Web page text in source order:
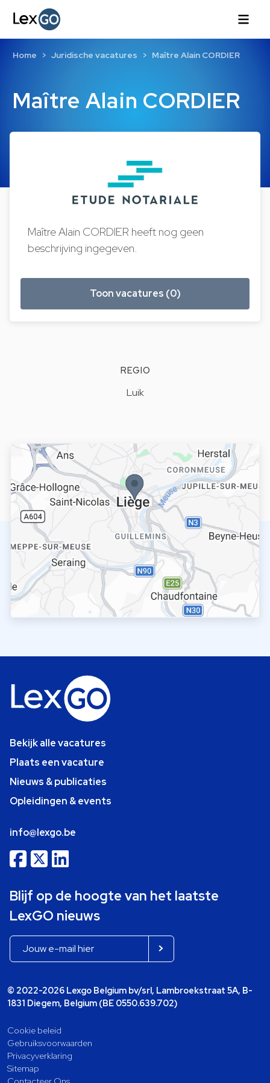
Maître Alain CORDIER
Home Juridische vacatures Maître Alain CORDIER
Maître Alain CORDIER heeft nog geen
beschrijving ingegeven.
Toon vacatures (0)
REGIO
Luik
Bekijk alle vacatures
Plaats een vacature
Nieuws & publicaties
Opleidingen & events
info@lexgo.be
Blijf op de hoogte van het laatste
LexGO nieuws
© 2022-2026 Lexgo Belgium bv/srl, Lambroekstraat 5A, B-
1831 Diegem, Belgium (BE 0550.639.702)
Cookie beleid
Gebruiksvoorwaarden
Privacyverklaring
Sitemap